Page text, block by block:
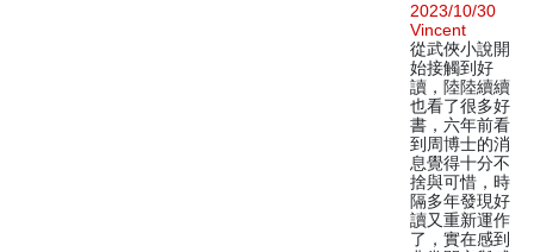
2023/10/30
Vincent
從武俠小說開
始接觸到好
讀，陸陸續續
也看了很多好
書，六年前看
到周博士的消
息覺得十分不
捨與可惜，時
隔多年發現好
讀又重新運作
了，實在感到